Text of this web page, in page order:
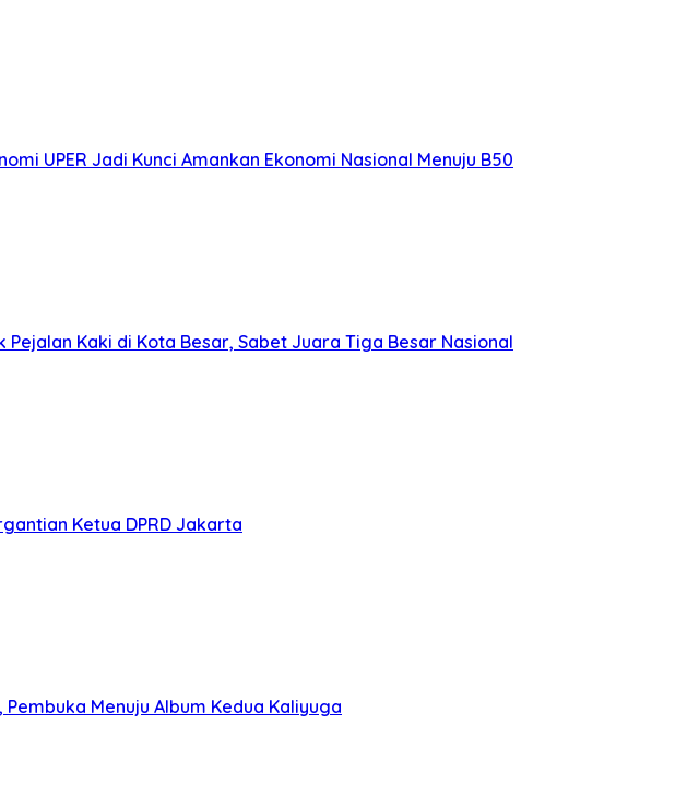
UPER Jadi Kunci Amankan Ekonomi Nasional Menuju B50
Pejalan Kaki di Kota Besar, Sabet Juara Tiga Besar Nasional
Ketua DPRD Jakarta
Menuju Album Kedua Kaliyuga